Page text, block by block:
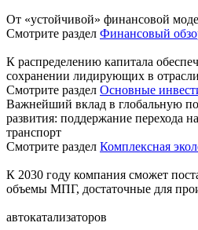
От «устойчивой» финансовой
Смотрите раздел Финансовый
К распределению капитала
сохранении лидирующих в отрасли
Смотрите раздел Основные
Важнейший вклад в глобальную
развития: поддержание перехода
транспорт
Смотрите раздел Комплексная
К 2030 году компания сможет
объемы МПГ, достаточные для
автокатализаторов